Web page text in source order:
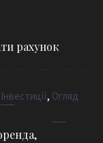
рахунок
Інвестиції, Огляд